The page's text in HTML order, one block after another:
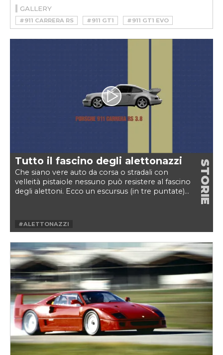
GALLERY
#911 CARRERA RS #911 GT1
#911 GT1 EVO
#964 CARRERA RS
#ALETTONAZZI
#ALETTONE
#MERCEDES CLK GTR
#PORSCHE 911 GT1
#TYPE R
#V12
#WEEKVELOCE #XJ 200
Tutto il fascino degli alettonazzi
Che siano vere auto da corsa o stradali con
velleità pistaiole nessuno può resistere al fascino
degli alettoni. Ecco un escursus (in tre puntate)...
STORIE
#ALETTONAZZI
#ALETTONAZZIWEEKVELOCE
#ALETTONE
#HOMOLOGATION SPECIAL
#RACING
#SPOILER
#WEEKVELOCE